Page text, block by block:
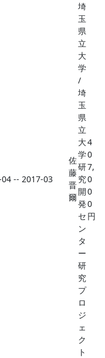
-- 2017-03
佐
藤
晋
爾
埼
玉
県
立
大
学
/
埼
玉
県
立
大
学
研
究
開
発
セ
ン
タ
ー
研
究
プ
ロ
ジ
ェ
ク
ト
4
0
7,
0
0
0
円